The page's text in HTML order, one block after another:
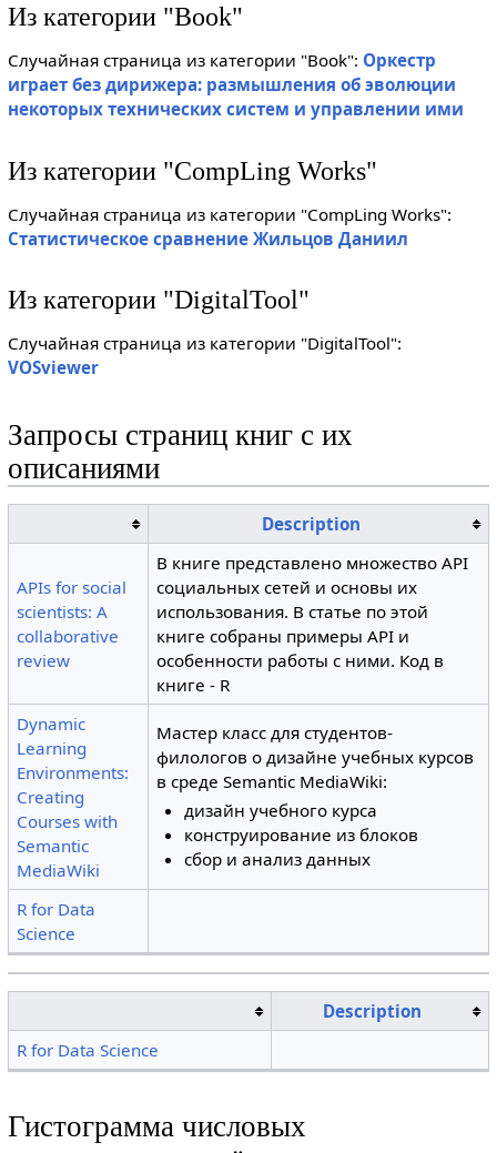
Из категории "Book"
Случайная страница из категории "Book": Оркестр
играет без дирижера: размышления об эволюции
некоторых технических систем и управлении ими
Из категории "CompLing Works"
Случайная страница из категории "CompLing Works":
Статистическое сравнение Жильцов Даниил
Из категории "DigitalTool"
Случайная страница из категории "DigitalTool":
VOSviewer
Запросы страниц книг с их
описаниями
Description
APIs for social
scientists: A
collaborative
review
В книге представлено множество API
социальных сетей и основы их
использования. В статье по этой
книге собраны примеры API и
особенности работы с ними. Код в
книге - R
Dynamic
Learning
Environments:
Creating
Courses with
Semantic
MediaWiki
Мастер класс для студентов-
филологов о дизайне учебных курсов
в среде Semantic MediaWiki:
дизайн учебного курса
конструирование из блоков
сбор и анализ данных
R for Data
Science
Description
R for Data Science
Гистограмма числовых